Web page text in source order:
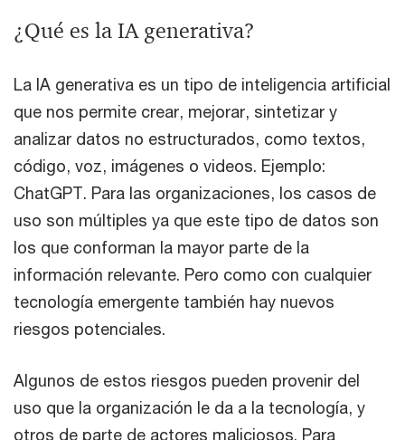
¿Qué es la IA generativa?
La IA generativa es un tipo de inteligencia artificial
que nos permite crear, mejorar, sintetizar y
analizar datos no estructurados, como textos,
código, voz, imágenes o videos. Ejemplo:
ChatGPT. Para las organizaciones, los casos de
uso son múltiples ya que este tipo de datos son
los que conforman la mayor parte de la
información relevante. Pero como con cualquier
tecnología emergente también hay nuevos
riesgos potenciales.
Algunos de estos riesgos pueden provenir del
uso que la organización le da a la tecnología, y
otros de parte de actores maliciosos. Para